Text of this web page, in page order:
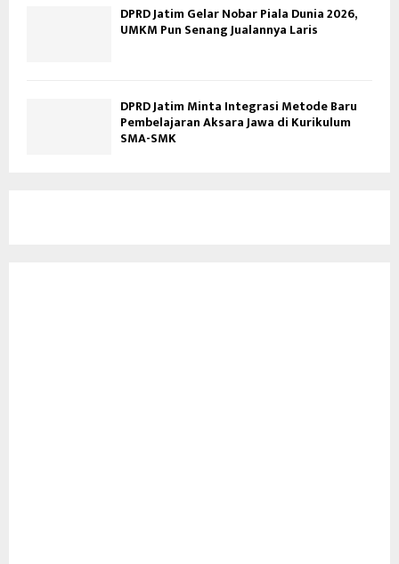
DPRD Jatim Gelar Nobar Piala Dunia 2026,
UMKM Pun Senang Jualannya Laris
DPRD Jatim Minta Integrasi Metode Baru
Pembelajaran Aksara Jawa di Kurikulum
SMA-SMK